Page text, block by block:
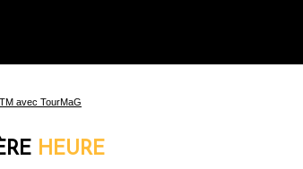
du voyage
HEURE